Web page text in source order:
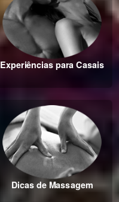
Experiências para Casais
Dicas de Massagem